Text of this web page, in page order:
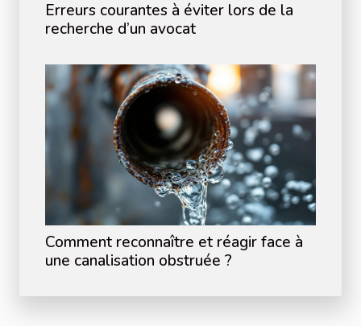
Erreurs courantes à éviter lors de la
recherche d’un avocat
Comment reconnaître et réagir face à
une canalisation obstruée ?